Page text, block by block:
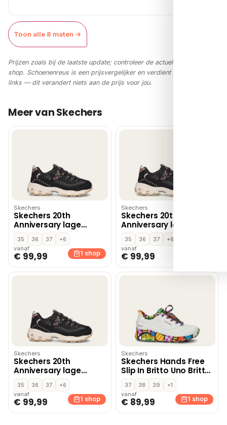
Toon alle 8 maten →
Prijzen zoals bij de laatste update; controleer de actuele prijs in de
shop. Schoenenreus is een prijsvergelijker en verdient via affiliate-
links — dit verandert niets aan de prijs voor jou.
Meer van Skechers
Skechers
Skechers 20th
Anniversary lage
sneakers – Zwart
35 36 37
+6
vanaf
€ 99,99 1 shop
Skechers
Skechers 20th
Anniversary lage
sneakers – Zwart
35 36 37
+6
vanaf
€ 99,99
Skechers
Skechers 20th
Anniversary lage
sneakers – Zwart
35 36 37
+6
vanaf
€ 99,99 1 shop
Skechers
Skechers Hands Free
Slip In Britto Uno Britto
Landscape
instapschoenen – Wit
37 38 39
+1
vanaf
€ 89,99 1 shop